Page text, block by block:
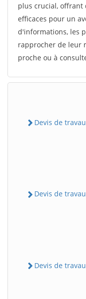
plus crucial, offrant
efficaces pour un
d'informations, les
rapprocher de leur
proche ou à
Devis de
Devis de
Devis de